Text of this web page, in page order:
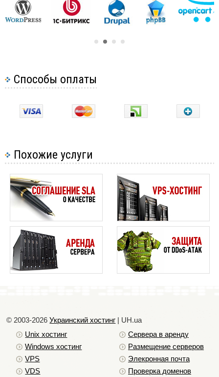
Способы оплаты
Похожие услуги
© 2003-2026Украинский хостинг | UH.ua
Unix хостинг
Windows хостинг
VPS
VDS
Сервера в аренду
Размещение серверов
Элекронная почта
Проверка доменов